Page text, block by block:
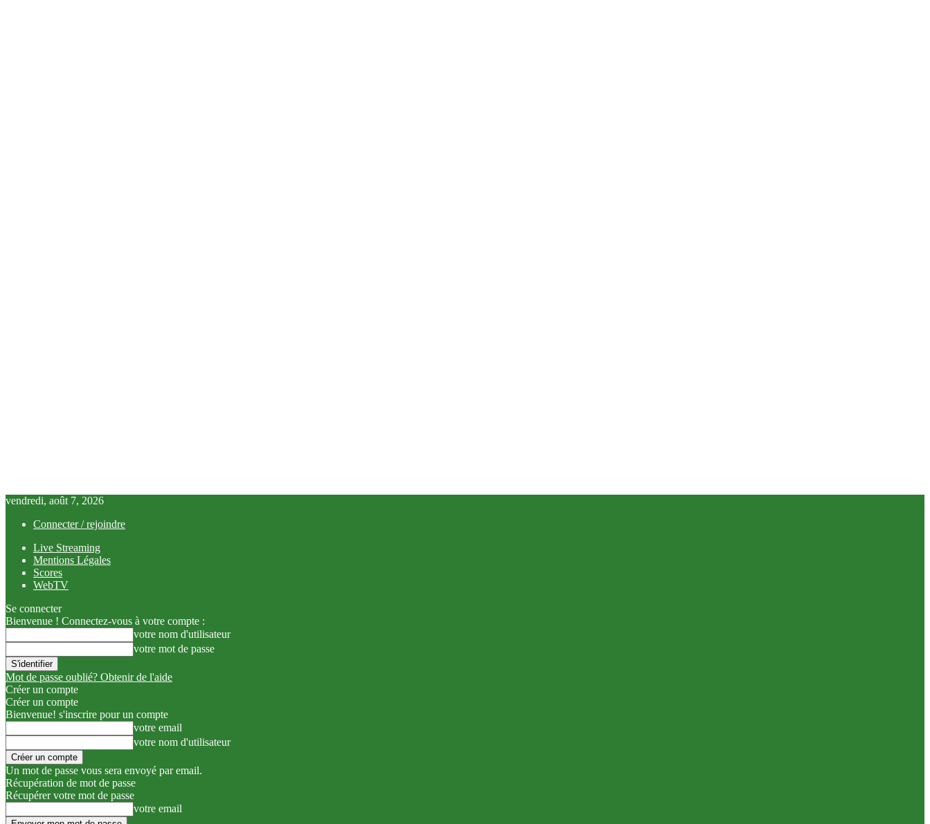
vendredi, août 7, 2026
Connecter / rejoindre
Live Streaming
Mentions Légales
Scores
WebTV
Se connecter
Bienvenue ! Connectez-vous à votre compte :
votre nom d'utilisateur
votre mot de passe
Mot de passe oublié? Obtenir de l'aide
Créer un compte
Créer un compte
Bienvenue! s'inscrire pour un compte
votre email
votre nom d'utilisateur
Un mot de passe vous sera envoyé par email.
Récupération de mot de passe
Récupérer votre mot de passe
votre email